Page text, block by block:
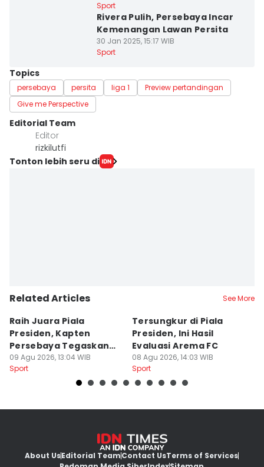
Sport
Rivera Pulih, Persebaya Incar
Kemenangan Lawan Persita
30 Jan 2025, 15:17 WIB
Sport
Topics
persebaya persita liga 1
Preview pertandingan
Give me Perspective
Editorial Team
Editor
rizkilutfi
Tonton lebih seru di
Related Articles See More
Raih Juara Piala
Presiden, Kapten
Persebaya Tegaskan
Punya Misi Besar
09 Agu 2026, 13:04 WIB
Sport
Tersungkur di Piala
Presiden, Ini Hasil
Evaluasi Arema FC
08 Agu 2026, 14:03 WIB
Sport
About UsEditorial TeamContact UsTerms of Services